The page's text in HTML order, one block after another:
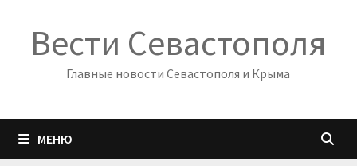
содержимому
Вести Севастополя
Главные новости Севастополя и Крыма
МЕНЮ